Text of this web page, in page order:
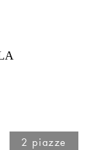
2 piazze​